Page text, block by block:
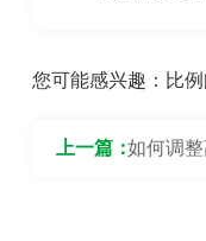
您可能感兴趣： 比
上一篇：如何调